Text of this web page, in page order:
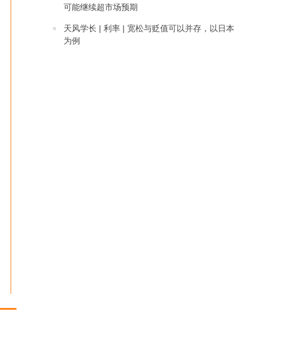
可能继续超市场预期
天风学长 | 利率 | 宽松与贬值可以并存，以日本
为例